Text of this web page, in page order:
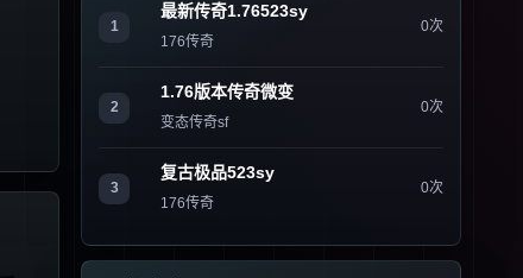
1
最新传奇1.76523sy
176传奇
0次
2
1.76版本传奇微变
变态传奇sf
0次
3
复古极品523sy
176传奇
0次